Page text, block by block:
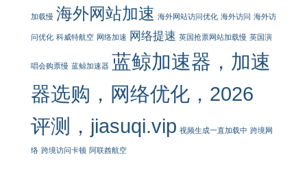
加载慢 海外网站加速 海外网站访问优化 海外访问 海外访
问优化 科威特航空 网络加速 网络提速 英国抢票网站加载慢 英国演
唱会购票慢 蓝鲸加速器 蓝鲸加速器，加速
器选购，网络优化，2026
评测，jiasuqi.vip 视频生成一直加载中 跨境网
络 跨境访问卡顿 阿联酋航空